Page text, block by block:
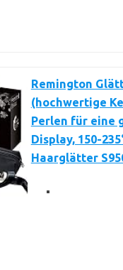
Remington
(hochwertige
Perlen für eine
Display, 150-
Haarglätter